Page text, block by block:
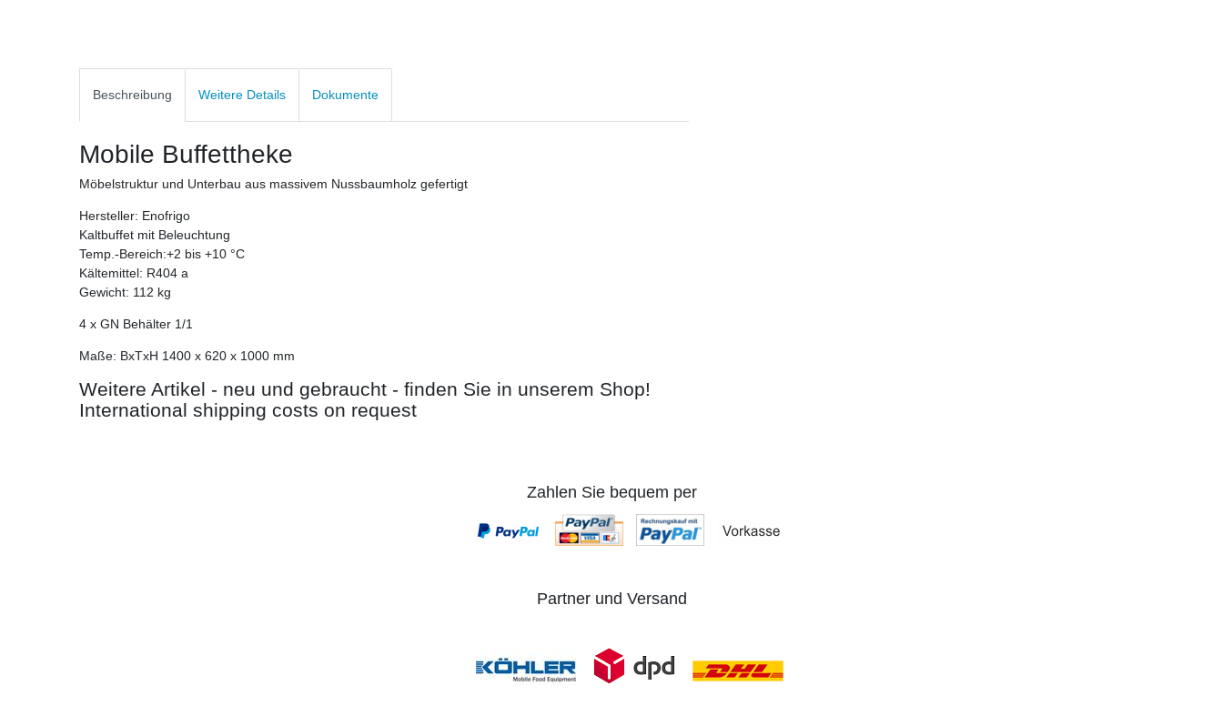
Beschreibung Weitere Details Dokumente
Mobile Buffettheke
Möbelstruktur und Unterbau aus massivem Nussbaumholz gefertigt
Hersteller: Enofrigo
Kaltbuffet mit Beleuchtung
Temp.-Bereich:+2 bis +10 °C
Kältemittel: R404 a
Gewicht: 112 kg
4 x GN Behälter 1/1
Maße: BxTxH 1400 x 620 x 1000 mm
Weitere Artikel - neu und gebraucht - finden Sie in unserem Shop!
International shipping costs on request
Zahlen Sie bequem per
Partner und Versand